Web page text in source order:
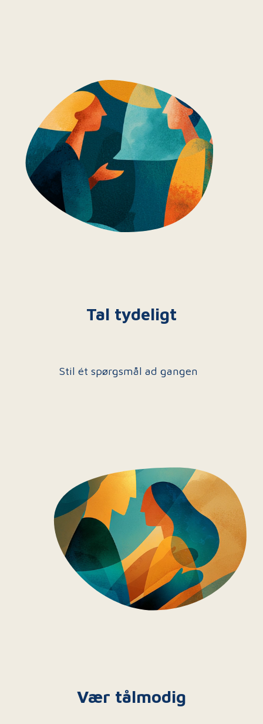
Tal tydeligt
Stil ét spørgsmål ad gangen
Vær tålmodig